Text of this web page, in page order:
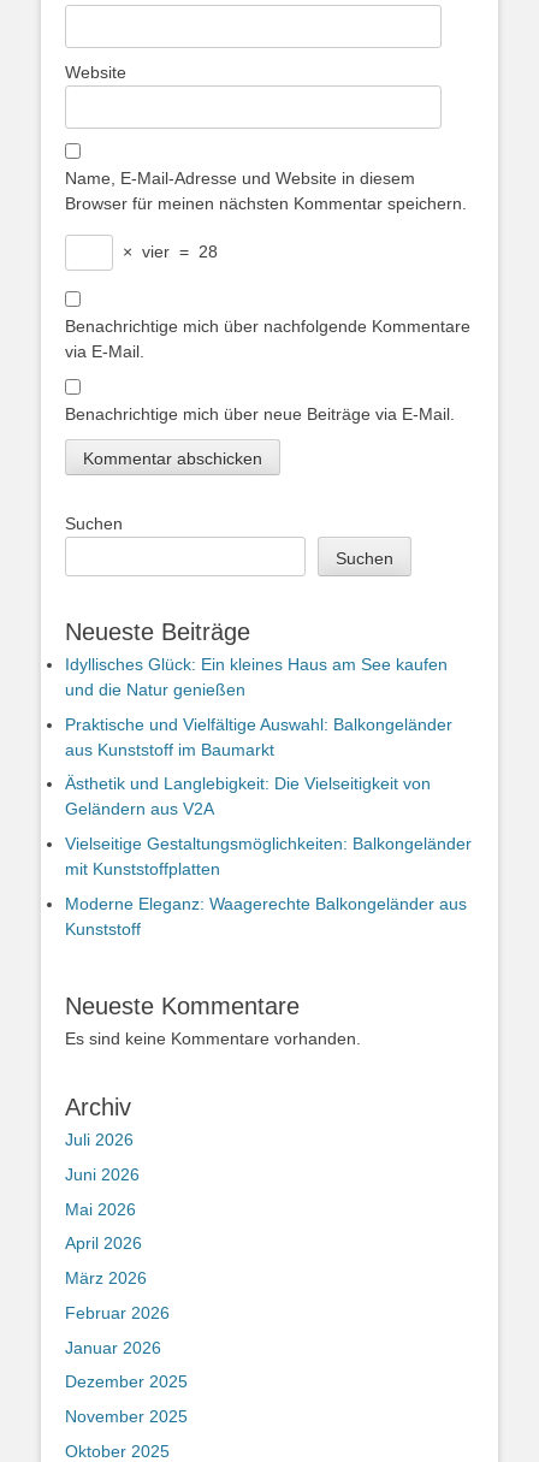
Website
Name, E-Mail-Adresse und Website in diesem
Browser für meinen nächsten Kommentar speichern.
× vier = 28
Benachrichtige mich über nachfolgende Kommentare
via E-Mail.
Benachrichtige mich über neue Beiträge via E-Mail.
Suchen
Suchen
Neueste Beiträge
Idyllisches Glück: Ein kleines Haus am See kaufen
und die Natur genießen
Praktische und Vielfältige Auswahl: Balkongeländer
aus Kunststoff im Baumarkt
Ästhetik und Langlebigkeit: Die Vielseitigkeit von
Geländern aus V2A
Vielseitige Gestaltungsmöglichkeiten: Balkongeländer
mit Kunststoffplatten
Moderne Eleganz: Waagerechte Balkongeländer aus
Kunststoff
Neueste Kommentare
Es sind keine Kommentare vorhanden.
Archiv
Juli 2026
Juni 2026
Mai 2026
April 2026
März 2026
Februar 2026
Januar 2026
Dezember 2025
November 2025
Oktober 2025